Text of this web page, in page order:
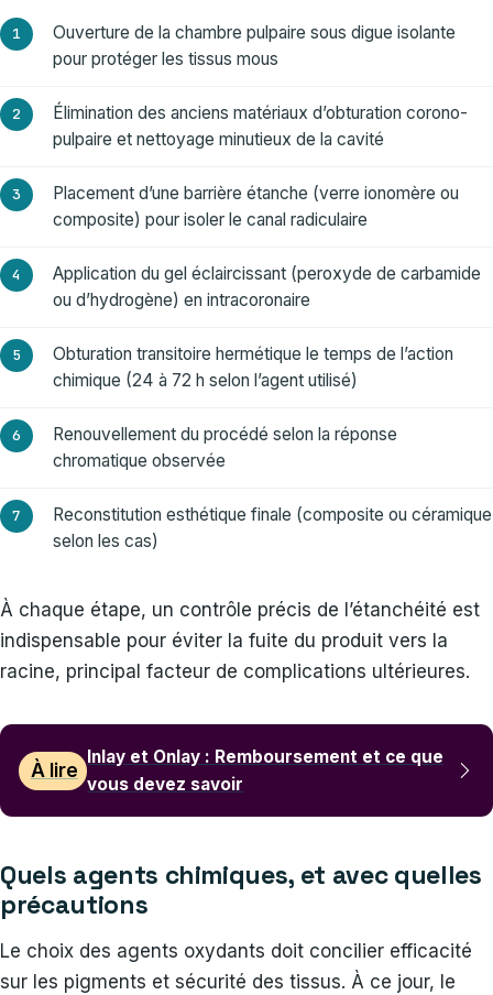
Ouverture de la chambre pulpaire sous digue isolante
pour protéger les tissus mous
Élimination des anciens matériaux d’obturation corono-
pulpaire et nettoyage minutieux de la cavité
Placement d’une barrière étanche (verre ionomère ou
composite) pour isoler le canal radiculaire
Application du gel éclaircissant (peroxyde de carbamide
ou d’hydrogène) en intracoronaire
Obturation transitoire hermétique le temps de l’action
chimique (24 à 72 h selon l’agent utilisé)
Renouvellement du procédé selon la réponse
chromatique observée
Reconstitution esthétique finale (composite ou céramique
selon les cas)
À chaque étape, un contrôle précis de l’étanchéité est
indispensable pour éviter la fuite du produit vers la
racine, principal facteur de complications ultérieures.
À lire
Inlay et Onlay : Remboursement et ce que
vous devez savoir
Quels agents chimiques, et avec quelles
précautions
Le choix des agents oxydants doit concilier efficacité
sur les pigments et sécurité des tissus. À ce jour, le